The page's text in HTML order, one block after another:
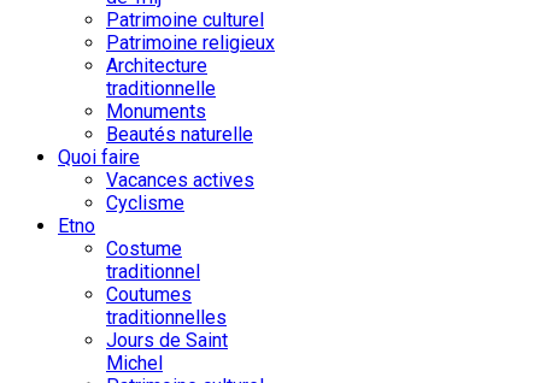
Patrimoine culturel
Patrimoine religieux
Architecture
traditionnelle
Monuments
Beautés naturelle
Quoi faire
Vacances actives
Cyclisme
Etno
Costume
traditionnel
Coutumes
traditionnelles
Jours de Saint
Michel